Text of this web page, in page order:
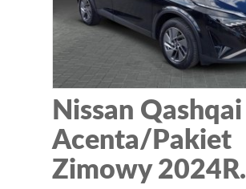
Nissan Qashqai
Acenta/Pakiet
Zimowy 2024R.